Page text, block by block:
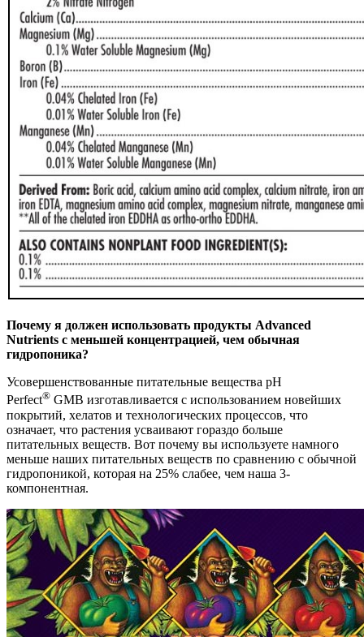
Почему я должен использовать продукты Advanced
Nutrients с меньшей концентрацией, чем обычная
гидропоника?
Усовершенствованные питательные вещества pH
Perfect® GMB изготавливается с использованием новейших
покрытий, хелатов и технологических процессов, что
означает, что растения усваивают гораздо больше
питательных веществ. Вот почему вы используете намного
меньше наших питательных веществ по сравнению с обычной
гидропоникой, которая на 25% слабее, чем наша 3-
компонентная.